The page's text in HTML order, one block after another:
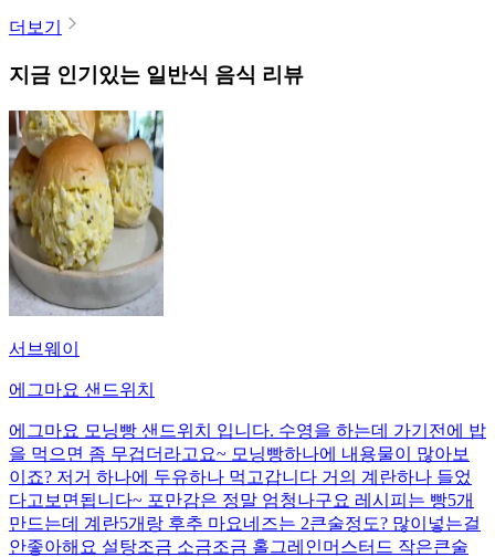
더보기
지금 인기있는 일반식 음식 리뷰
서브웨이
에그마요 샌드위치
에그마요 모닝빵 샌드위치 입니다. 수영을 하는데 가기전에 밥
을 먹으면 좀 무겁더라고요~ 모닝빵하나에 내용물이 많아보
이죠? 저거 하나에 두유하나 먹고갑니다 거의 계란하나 들었
다고보면됩니다~ 포만감은 정말 엄청나구요 레시피는 빵5개
만드는데 계란5개랑 후추 마요네즈는 2큰술정도? 많이넣는걸
안좋아해요 설탕조금 소금조금 홀그레인머스터드 작은큰술